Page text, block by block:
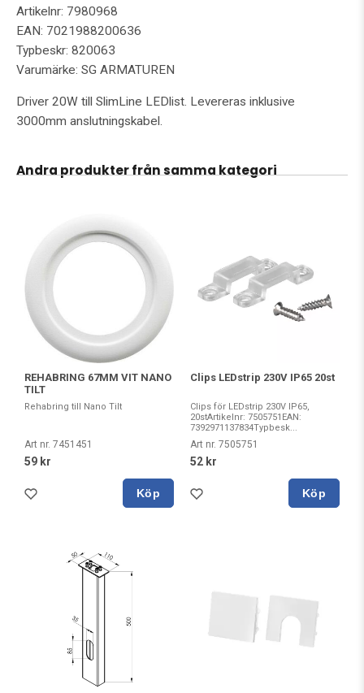
Artikelnr: 7980968
EAN: 7021988200636
Typbeskr: 820063
Varumärke: SG ARMATUREN
Driver 20W till SlimLine LEDlist. Levereras inklusive
3000mm anslutningskabel.
Andra produkter från samma kategori
REHABRING 67MM VIT NANO
TILT
Rehabring till Nano Tilt
Art nr. 7451451
59 kr
Köp
Clips LEDstrip 230V IP65 20st
Clips för LEDstrip 230V IP65,
20stArtikelnr: 7505751EAN:
7392971137834Typbesk...
Art nr. 7505751
52 kr
Köp